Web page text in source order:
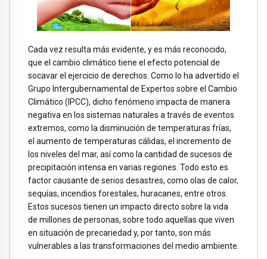
Cada vez resulta más evidente, y es más reconocido,
que el cambio climático tiene el efecto potencial de
socavar el ejercicio de derechos. Como lo ha advertido el
Grupo Intergubernamental de Expertos sobre el Cambio
Climático (IPCC), dicho fenómeno impacta de manera
negativa en los sistemas naturales a través de eventos
extremos, como la disminución de temperaturas frías,
el aumento de temperaturas cálidas, el incremento de
los niveles del mar, así como la cantidad de sucesos de
precipitación intensa en varias regiones. Todo esto es
factor causante de serios desastres, como olas de calor,
sequías, incendios forestales, huracanes, entre otros.
Estos sucesos tienen un impacto directo sobre la vida
de millones de personas, sobre todo aquellas que viven
en situación de precariedad y, por tanto, son más
vulnerables a las transformaciones del medio ambiente.